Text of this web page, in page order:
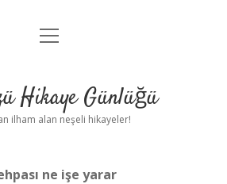
Anasayfa
Yasal Uyarı
menüyü
Hikaye Günlüğü
ilham alan neşeli hikayeler!
ne işe yarar